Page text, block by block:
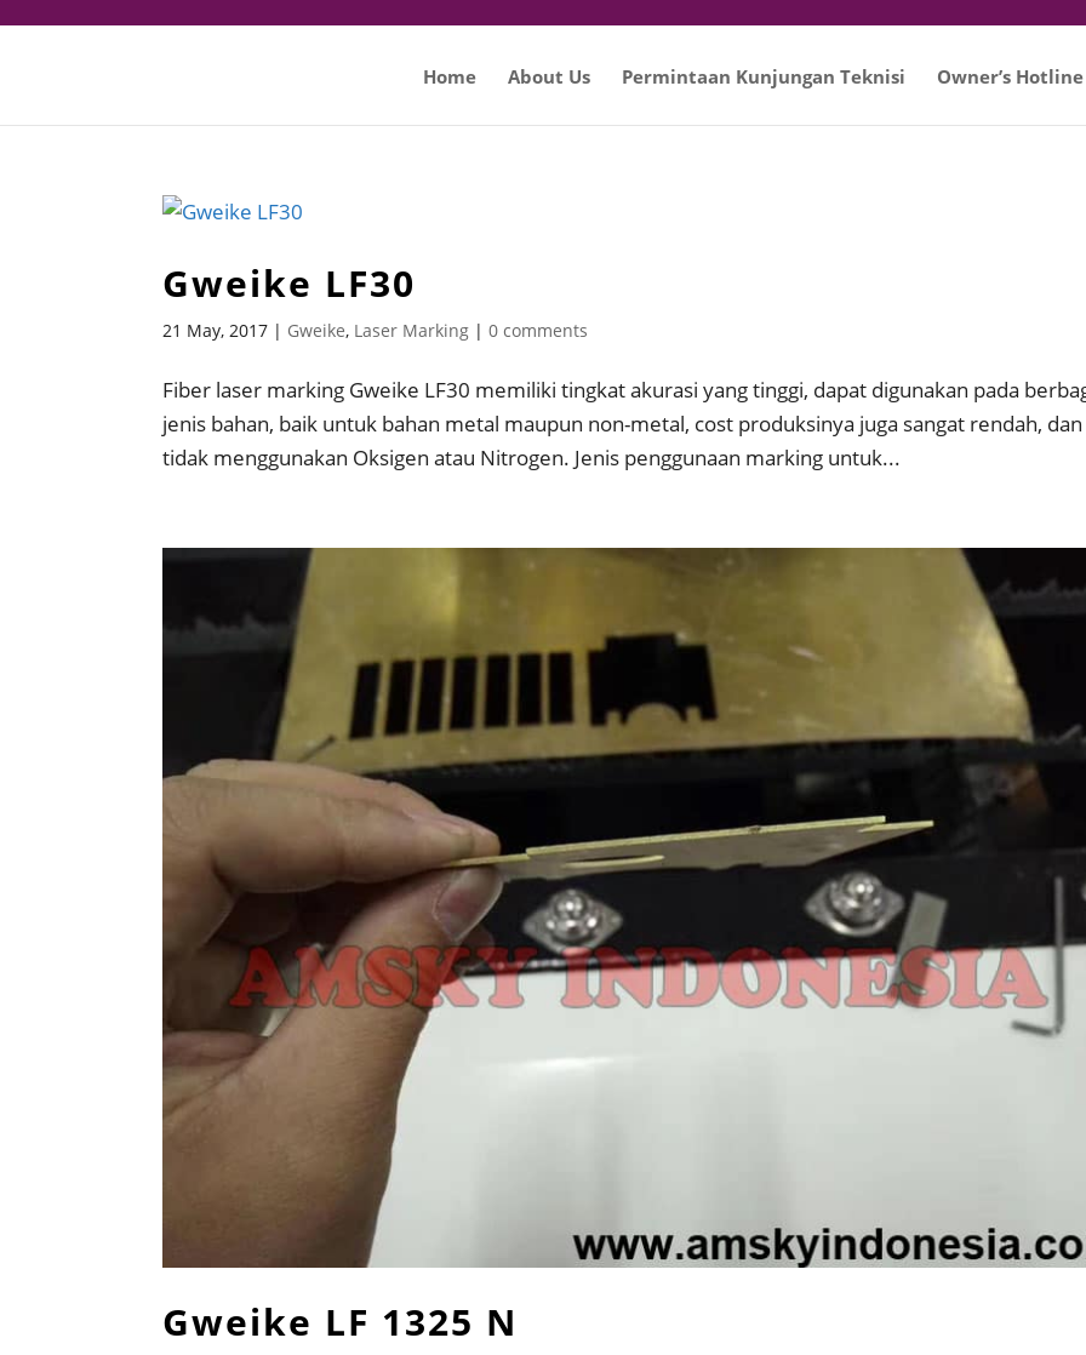
Home About Us Permintaan Kunjungan Teknisi Owner’s Hotline
Gweike LF30
21 May, 2017 | Gweike, Laser Marking |0 comments
Fiber laser marking Gweike LF30 memiliki tingkat akurasi yang tinggi, dapat digunakan pada
jenis bahan, baik untuk bahan metal maupun non-metal, cost produksinya juga sangat rendah, dan
tidak menggunakan Oksigen atau Nitrogen. Jenis penggunaan marking untuk...
Gweike LF 1325 N